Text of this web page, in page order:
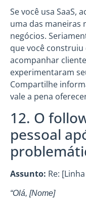
Se você usa SaaS,
uma das maneiras
negócios.
que você
acompanhar
experimentaram
Compartilhe
vale a pena
12. O
pessoal
Assunto: Re:
“Olá, [Nome]